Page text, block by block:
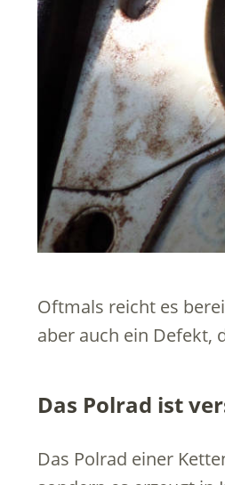
Oftmals reicht es
aber auch ein Defekt,
Das Polrad ist
Das Polrad einer